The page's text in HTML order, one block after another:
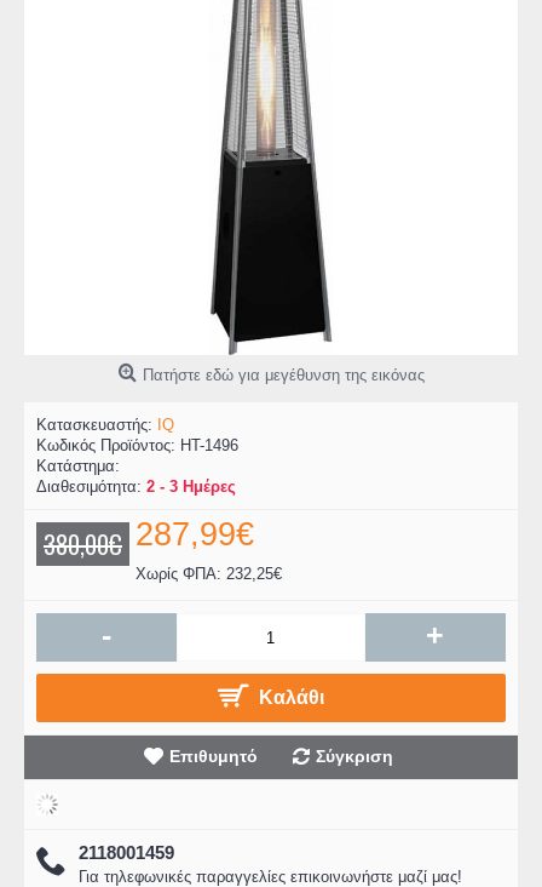
Πατήστε εδώ για μεγέθυνση της εικόνας
Κατασκευαστής: IQ
Κωδικός Προϊόντος: HT-1496
Κατάστημα:
Διαθεσιμότητα: 2 - 3 Ημέρες
380,00€ 287,99€
Χωρίς ΦΠΑ: 232,25€
- +
Καλάθι
Επιθυμητό Σύγκριση
2118001459
Για τηλεφωνικές παραγγελίες επικοινωνήστε μαζί μας!